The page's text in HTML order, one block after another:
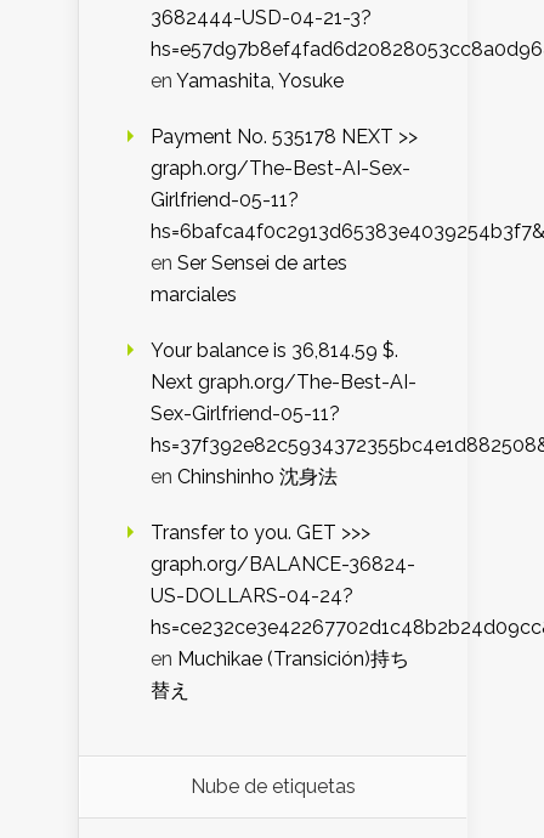
3682444-USD-04-21-3?
en Yamashita, Yosuke
Payment No. 535178 NEXT >>
graph.org/The-Best-AI-Sex-
Girlfriend-05-11?
hs=6bafca4f0c2913d65383e4039254b3f7&
en Ser Sensei de artes
marciales
Your balance is 36,814.59 $.
Next graph.org/The-Best-AI-
Sex-Girlfriend-05-11?
en Chinshinho 沈身法
Transfer to you. GET >>>
graph.org/BALANCE-36824-
US-DOLLARS-04-24?
en Muchikae (Transición)持ち
替え
Nube de etiquetas